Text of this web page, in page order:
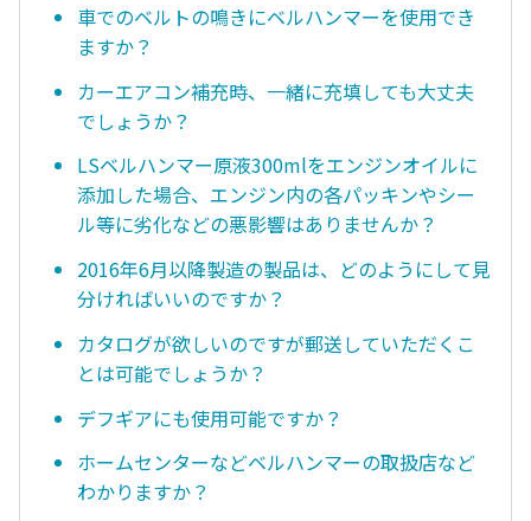
車でのベルトの鳴きにベルハンマーを使用でき
ますか？
カーエアコン補充時、一緒に充填しても大丈夫
でしょうか？
LSベルハンマー原液300mlをエンジンオイルに
添加した場合、エンジン内の各パッキンやシー
ル等に劣化などの悪影響はありませんか？
2016年6月以降製造の製品は、どのようにして見
分ければいいのですか？
カタログが欲しいのですが郵送していただくこ
とは可能でしょうか？
デフギアにも使用可能ですか？
ホームセンターなどベルハンマーの取扱店など
わかりますか？